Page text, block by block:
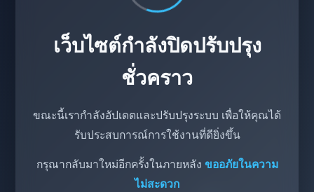
เว็บไซต์กำลังปิดปรับปรุง
ชั่วคราว
ขณะนี้เรากำลังอัปเดตและปรับปรุงระบบ เพื่อให้คุณได้
รับประสบการณ์การใช้งานที่ดียิ่งขึ้น
กรุณากลับมาใหม่อีกครั้งในภายหลัง ขออภัยในความ
ไม่สะดวก